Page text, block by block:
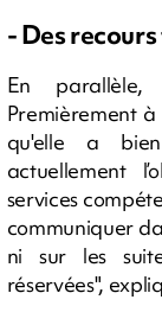
- Des
En
Premièrement
qu'elle a
actuellement
services
communiquer
ni sur les
réservées",